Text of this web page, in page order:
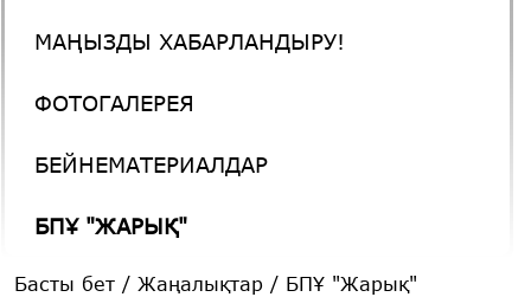
МАҢЫЗДЫ ХАБАРЛАНДЫРУ!
ФОТОГАЛЕРЕЯ
БЕЙНЕМАТЕРИАЛДАР
БПҰ "ЖАРЫҚ"
Басты бет/ Жаңалықтар/ БПҰ "Жарық"